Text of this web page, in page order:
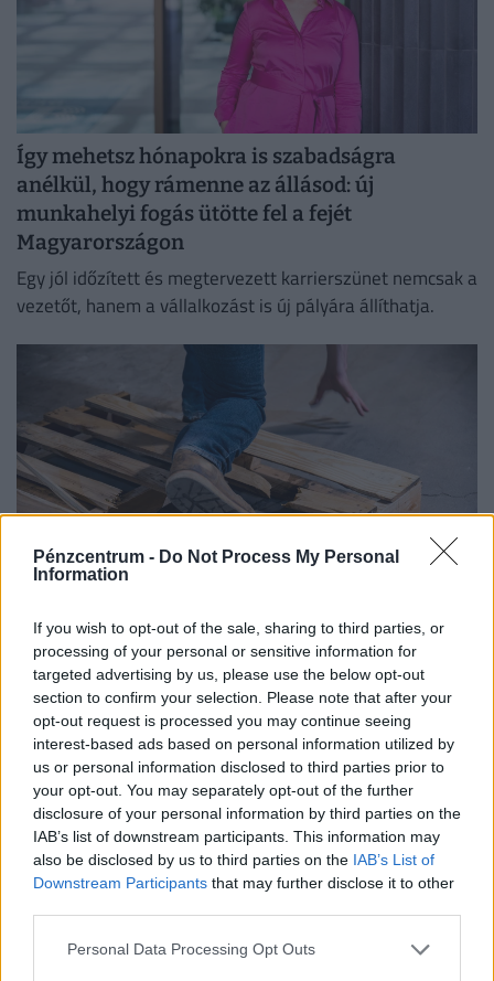
Pénzcentrum - Do Not Process My Personal
Information
If you wish to opt-out of the sale, sharing to third parties, or
processing of your personal or sensitive information for
targeted advertising by us, please use the below opt-out
section to confirm your selection. Please note that after your
opt-out request is processed you may continue seeing
interest-based ads based on personal information utilized by
us or personal information disclosed to third parties prior to
your opt-out. You may separately opt-out of the further
disclosure of your personal information by third parties on the
IAB’s list of downstream participants. This information may
also be disclosed by us to third parties on the IAB’s List of
Downstream Participants that may further disclose it to other
Personal Data Processing Opt Outs
Így mehetsz hónapokra is szabadságra
anélkül, hogy rámenne az állásod: új
munkahelyi fogás ütötte fel a fejét
Magyarországon
Egy jól időzített és megtervezett karrierszünet nemcsak a
vezetőt, hanem a vállalkozást is új pályára állíthatja.
Kegyetlen hetek várnak a dolgozó
magyarokra: életveszélyes csapdát rejt ez az
időszak
A tartós hőség nemcsak a komfortérzetet rontja, de
komoly fizikai és mentális terhet jelenthet a dolgozók
számára.